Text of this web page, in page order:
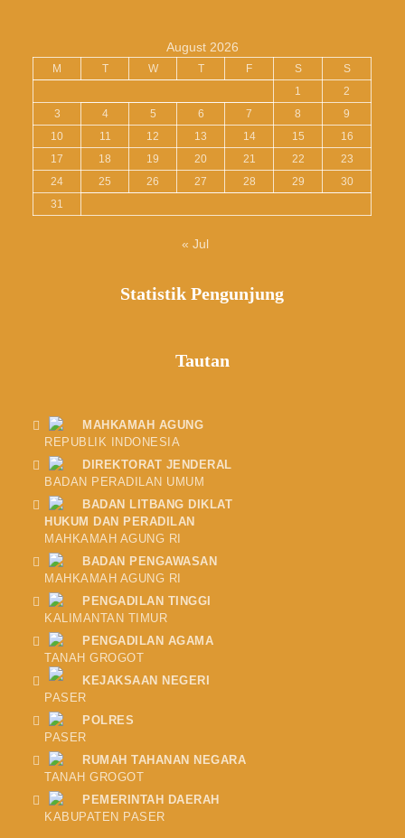
August 2026
M T W T F S
S
1
2
3
4 5 6 7 8
9
10
11 12 13 14 15
16
17
18 19 20 21 22
23
24
25 26 27 28 29
30
31
« Jul
Statistik Pengunjung
Tautan
MAHKAMAH AGUNG
REPUBLIK INDONESIA
DIREKTORAT JENDERAL
BADAN PERADILAN UMUM
BADAN LITBANG DIKLAT
HUKUM DAN PERADILAN
MAHKAMAH AGUNG RI
BADAN PENGAWASAN
MAHKAMAH AGUNG RI
PENGADILAN TINGGI
KALIMANTAN TIMUR
PENGADILAN AGAMA
TANAH GROGOT
KEJAKSAAN NEGERI
PASER
POLRES
PASER
RUMAH TAHANAN NEGARA
TANAH GROGOT
PEMERINTAH DAERAH
KABUPATEN PASER